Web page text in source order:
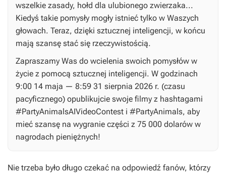
wszelkie zasady, hołd dla ulubionego zwierzaka...
Kiedyś takie pomysły mogły istnieć tylko w Waszych
głowach. Teraz, dzięki sztucznej inteligencji, w końcu
mają szansę stać się rzeczywistością.
Zapraszamy Was do wcielenia swoich pomysłów w
życie z pomocą sztucznej inteligencji. W godzinach
9:00 14 maja — 8:59 31 sierpnia 2026 r. (czasu
pacyficznego) opublikujcie swoje filmy z hashtagami
#PartyAnimalsAIVideoContest i #PartyAnimals, aby
mieć szansę na wygranie części z 75 000 dolarów w
nagrodach pieniężnych!
Nie trzeba było długo czekać na odpowiedź fanów, którzy